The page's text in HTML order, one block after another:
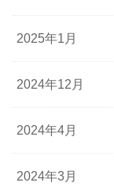
2025年1月
2024年12月
2024年4月
2024年3月